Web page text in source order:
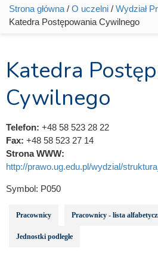
Jesteś tutaj
Strona główna / O uczelni / Wydział
Katedra Postępowania Cywilnego
Katedra
Cywilnego
Telefon: +48 58 523 28 22
Fax: +48 58 523 27 14
Strona WWW:
http://prawo.ug.edu.pl/wydzial/
Symbol: P050
Pracownicy Pracownicy - lista
Jednostki podległe